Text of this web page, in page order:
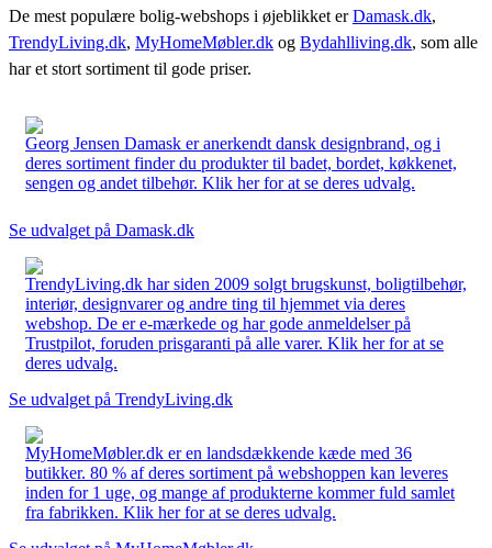
De mest populære bolig-webshops i øjeblikket erDamask.dk,
TrendyLiving.dk, MyHomeMøbler.dk og Bydahlliving.dk, som alle
har et stort sortiment til gode priser.
Georg Jensen Damask er anerkendt dansk designbrand, og i
deres sortiment finder du produkter til badet, bordet, køkkenet,
sengen og andet tilbehør. Klik her for at se deres udvalg.
Se udvalget på Damask.dk
TrendyLiving.dk har siden 2009 solgt brugskunst, boligtilbehør,
interiør, designvarer og andre ting til hjemmet via deres
webshop. De er e-mærkede og har gode anmeldelser på
Trustpilot, foruden prisgaranti på alle varer. Klik her for at se
deres udvalg.
Se udvalget på TrendyLiving.dk
MyHomeMøbler.dk er en landsdækkende kæde med 36
butikker. 80 % af deres sortiment på webshoppen kan leveres
inden for 1 uge, og mange af produkterne kommer fuld samlet
fra fabrikken. Klik her for at se deres udvalg.